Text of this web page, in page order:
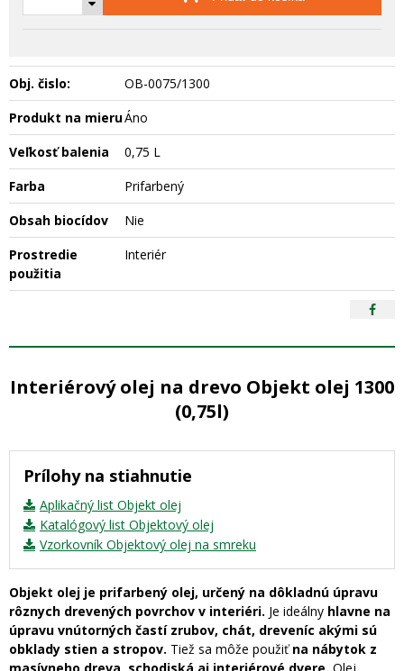
Obj. čislo:
OB-0075/1300
Produkt na mieruÁno
Veľkosť balenia
0,75 L
Farba
Prifarbený
Obsah biocídov
Nie
Prostredie
použitia
Interiér
Interiérový olej na drevo Objekt olej 1300
(0,75l)
Prílohy na stiahnutie
Aplikačný list Objekt olej
Katalógový list Objektový olej
Vzorkovník Objektový olej na smreku
Objekt olej je prifarbený olej, určený na dôkladnú úpravu
rôznych drevených povrchov v interiéri. Je ideálny hlavne na
úpravu vnútorných častí zrubov, chát, dreveníc akými sú
obklady stien a stropov. Tiež sa môže použiťna nábytok z